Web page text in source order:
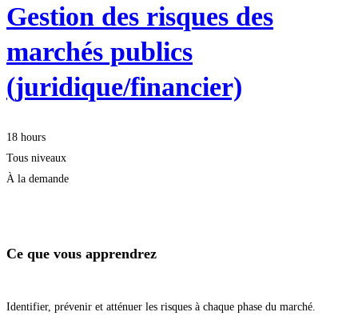
Gestion des risques des
marchés publics
(juridique/financier)
18 hours
Tous niveaux
À la demande
Ce que vous apprendrez
Identifier, prévenir et atténuer les risques à chaque phase du marché.